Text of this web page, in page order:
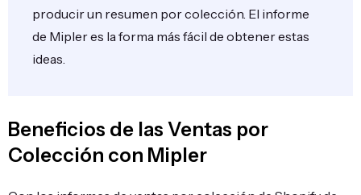
producir un resumen por colección. El informe
de Mipler es la forma más fácil de obtener estas
ideas.
Beneficios de las Ventas por
Colección con Mipler